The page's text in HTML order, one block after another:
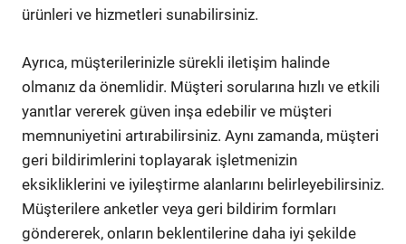
ürünleri ve hizmetleri sunabilirsiniz.
Ayrıca, müşterilerinizle sürekli iletişim halinde
olmanız da önemlidir. Müşteri sorularına hızlı ve etkili
yanıtlar vererek güven inşa edebilir ve müşteri
memnuniyetini artırabilirsiniz. Aynı zamanda, müşteri
geri bildirimlerini toplayarak işletmenizin
eksikliklerini ve iyileştirme alanlarını belirleyebilirsiniz.
Müşterilere anketler veya geri bildirim formları
göndererek, onların beklentilerine daha iyi şekilde